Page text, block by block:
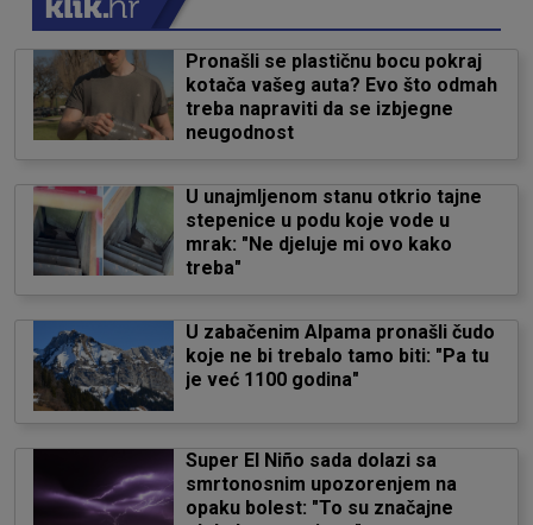
Pronašli se plastičnu bocu pokraj
kotača vašeg auta? Evo što odmah
treba napraviti da se izbjegne
neugodnost
U unajmljenom stanu otkrio tajne
stepenice u podu koje vode u
mrak: "Ne djeluje mi ovo kako
treba"
U zabačenim Alpama pronašli čudo
koje ne bi trebalo tamo biti: "Pa tu
je već 1100 godina"
Super El Niño sada dolazi sa
smrtonosnim upozorenjem na
opaku bolest: "To su značajne